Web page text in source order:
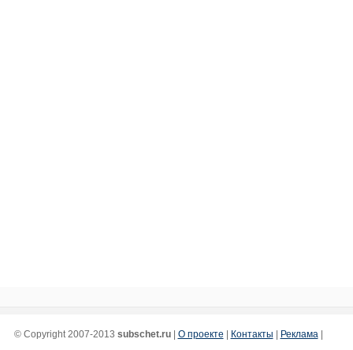
© Copyright 2007-2013 subschet.ru| О проекте Контакты Реклама|